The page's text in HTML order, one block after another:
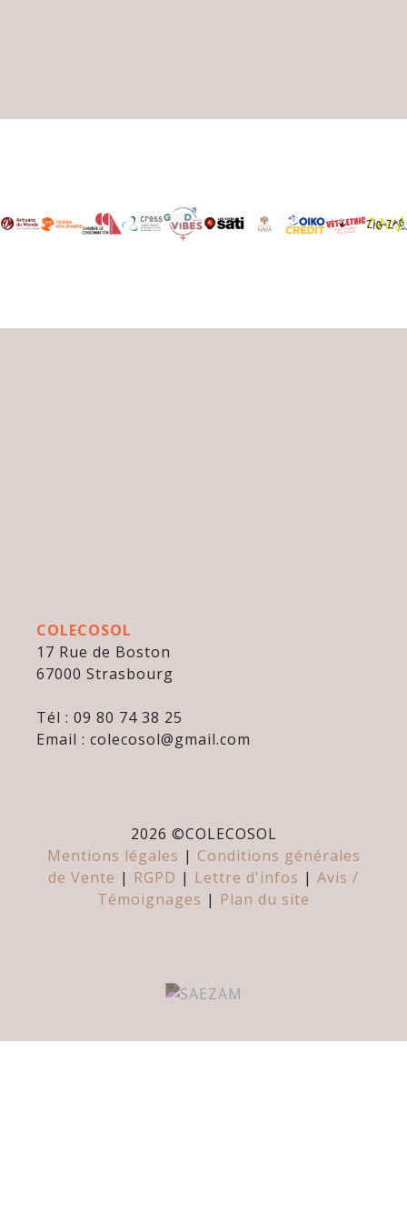
COLECOSOL
17 Rue de Boston
67000 Strasbourg
Tél : 09 80 74 38 25
Email : colecosol@gmail.com
2026 ©COLECOSOL
Mentions légales | Conditions générales
de Vente | RGPD | Lettre d'infos | Avis /
Témoignages | Plan du site